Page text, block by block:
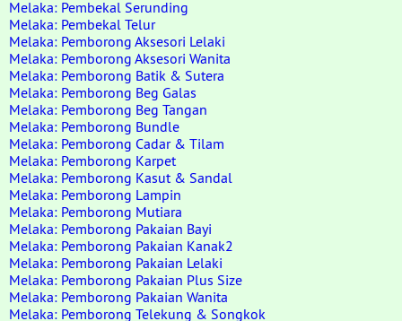
Melaka: Pembekal Serunding
Melaka: Pembekal Telur
Melaka: Pemborong Aksesori Lelaki
Melaka: Pemborong Aksesori Wanita
Melaka: Pemborong Batik & Sutera
Melaka: Pemborong Beg Galas
Melaka: Pemborong Beg Tangan
Melaka: Pemborong Bundle
Melaka: Pemborong Cadar & Tilam
Melaka: Pemborong Karpet
Melaka: Pemborong Kasut & Sandal
Melaka: Pemborong Lampin
Melaka: Pemborong Mutiara
Melaka: Pemborong Pakaian Bayi
Melaka: Pemborong Pakaian Kanak2
Melaka: Pemborong Pakaian Lelaki
Melaka: Pemborong Pakaian Plus Size
Melaka: Pemborong Pakaian Wanita
Melaka: Pemborong Telekung & Songkok